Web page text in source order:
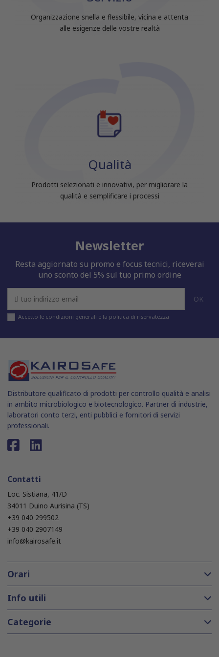
raccolto dal tuo utilizzo dei loro servizi.
Organizzazione snella e flessibile, vicina e attenta
alle esigenze delle vostre realtà
Qualità
Prodotti selezionati e innovativi, per migliorare la
qualità e semplificare i processi
Newsletter
Resta aggiornato su promo e focus tecnici, riceverai
uno sconto del 5% sul tuo primo ordine
Accetto le condizioni generali e la politica di riservatezza
Distributore qualificato di prodotti per controllo qualità e analisi
in ambito microbiologico e biotecnologico. Partner di industrie,
laboratori conto terzi, enti pubblici e fornitori di servizi
professionali.
Contatti
Loc. Sistiana, 41/D
34011 Duino Aurisina (TS)
+39 040 299502
+39 040 2907149
info@kairosafe.it
Orari
Info utili
Categorie